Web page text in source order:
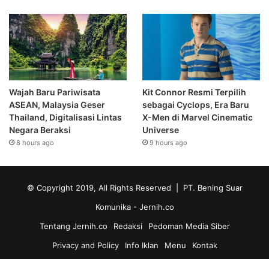
Wajah Baru Pariwisata
ASEAN, Malaysia Geser
Thailand, Digitalisasi Lintas
Negara Beraksi
8 hours ago
Kit Connor Resmi Terpilih
sebagai Cyclops, Era Baru
X-Men di Marvel Cinematic
Universe
9 hours ago
© Copyright 2019, All Rights Reserved | PT. Bening Suar
Komunika - Jernih.co
Tentang Jernih.co
Redaksi
Pedoman Media Siber
Privacy and Policy
Info Iklan Menu Kontak